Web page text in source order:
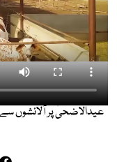
عیدالاضحیٰ پر آلائشوں